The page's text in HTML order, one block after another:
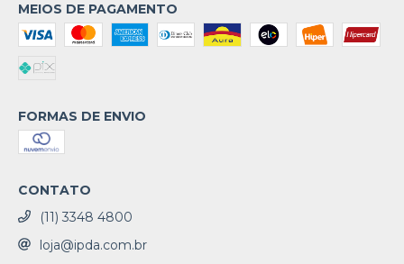
MEIOS DE PAGAMENTO
FORMAS DE ENVIO
CONTATO
(11) 3348 4800
loja@ipda.com.br